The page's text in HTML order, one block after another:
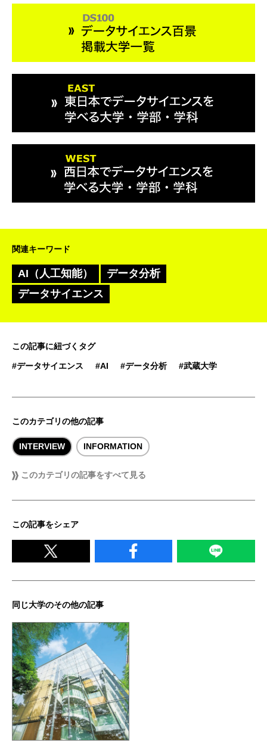
関連キーワード
AI（人工知能）
データ分析
データサイエンス
この記事に紐づくタグ
#データサイエンス #AI #データ分析 #武蔵大学
このカテゴリの他の記事
INTERVIEW INFORMATION
このカテゴリの記事をすべて見る
この記事をシェア
同じ大学のその他の記事